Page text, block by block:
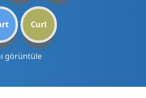
Curl
görüntüle